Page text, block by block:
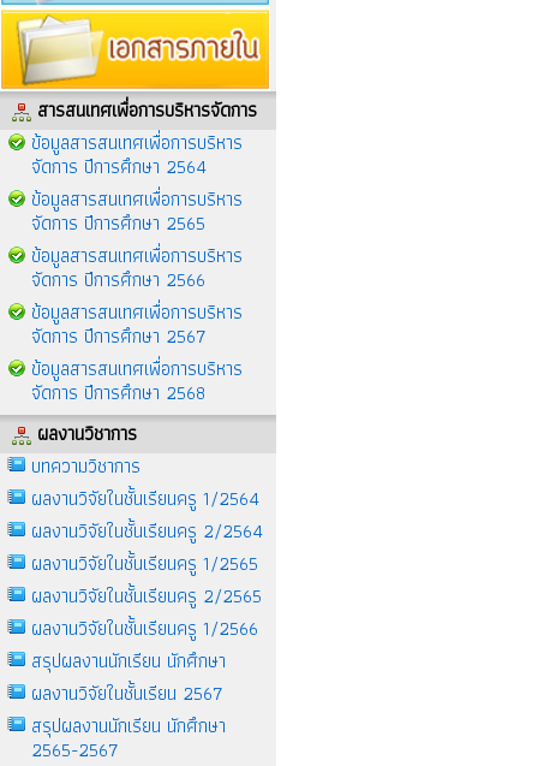
สารสนเทศเพื่อการบริหารจัดการ
ข้อมูลสารสนเทศเพื่อการบริหาร
จัดการ ปีการศึกษา 2564
ข้อมูลสารสนเทศเพื่อการบริหาร
จัดการ ปีการศึกษา 2565
ข้อมูลสารสนเทศเพื่อการบริหาร
จัดการ ปีการศึกษา 2566
ข้อมูลสารสนเทศเพื่อการบริหาร
จัดการ ปีการศึกษา 2567
ข้อมูลสารสนเทศเพื่อการบริหาร
จัดการ ปีการศึกษา 2568
ผลงานวิชาการ
บทความวิชาการ
ผลงานวิจัยในชั้นเรียนครู 1/2564
ผลงานวิจัยในชั้นเรียนครู 2/2564
ผลงานวิจัยในชั้นเรียนครู 1/2565
ผลงานวิจัยในชั้นเรียนครู 2/2565
ผลงานวิจัยในชั้นเรียนครู 1/2566
สรุปผลงานนักเรียน นักศึกษา
ผลงานวิจัยในชั้นเรียน 2567
สรุปผลงานนักเรียน นักศึกษา
2565-2567